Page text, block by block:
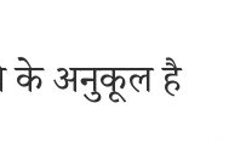
के अनुकूल है